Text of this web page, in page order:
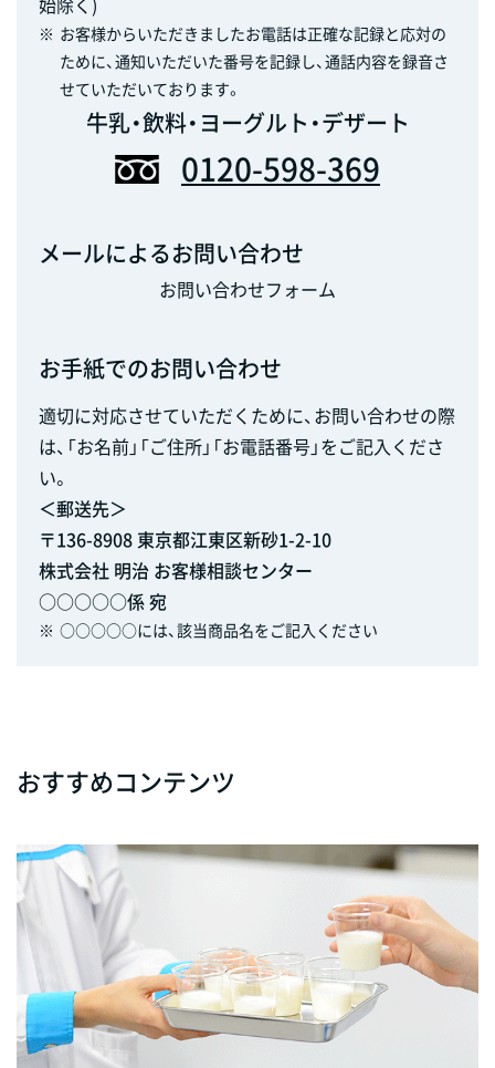
※ お客様からいただきましたお電話は正確な記録と応対の
ために、通知いただいた番号を記録し、通話内容を録音さ
せていただいております。
牛乳・飲料・ヨーグルト・デザート
0120-598-369
メールによるお問い合わせ
お問い合わせフォーム
お手紙でのお問い合わせ
適切に対応させていただくために、お問い合わせの際
は、「お名前」「ご住所」「お電話番号」をご記入くださ
い。
＜郵送先＞
〒136-8908 東京都江東区新砂1-2-10
株式会社 明治 お客様相談センター
○○○○○係 宛
※ ○○○○○には、該当商品名をご記入ください
おすすめコンテンツ